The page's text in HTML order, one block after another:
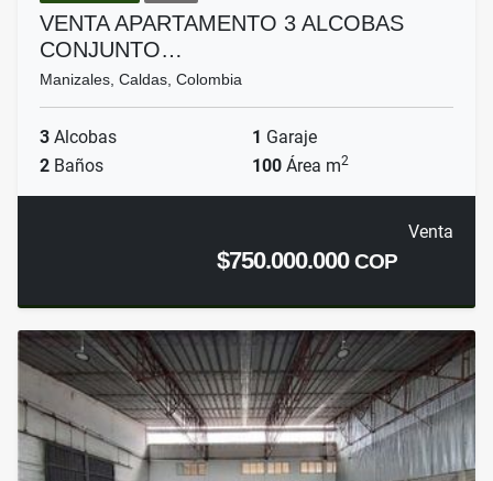
VENTA APARTAMENTO 3 ALCOBAS
CONJUNTO…
Manizales, Caldas, Colombia
3 Alcobas 1 Garaje
2 Baños 100 Área m2
Venta
$750.000.000COP